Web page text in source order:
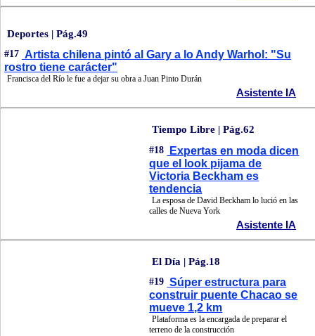
Deportes | Pág.49
#17 Artista chilena pintó al Gary a lo Andy Warhol: "Su
rostro tiene carácter"
Francisca del Río le fue a dejar su obra a Juan Pinto Durán
Asistente IA
Tiempo Libre | Pág.62
#18
Expertas en moda dicen
que el look pijama de
Victoria Beckham es
tendencia
La esposa de David Beckham lo lució en las
calles de Nueva York
Asistente IA
El Día | Pág.18
#19 Súper estructura para
construir puente Chacao se
mueve 1,2 km
Plataforma es la encargada de preparar el
terreno de la construcción